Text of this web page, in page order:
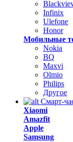
Infinix
Ulefone
Honor
Мобильные
Nokia
BQ
Maxvi
Olmio
Philips
Другое
Смарт-
Xiaomi
Amazfit
Apple
Samsung